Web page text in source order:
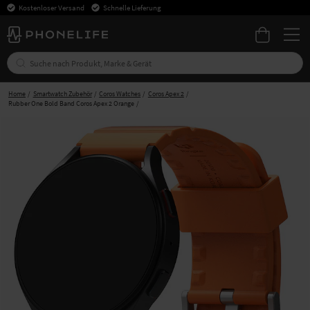
Kostenloser Versand Schnelle Lieferung
Home Smartwatch Zubehör Coros Watches
Coros Apex 2
Rubber One Bold Band Coros Apex 2 Orange